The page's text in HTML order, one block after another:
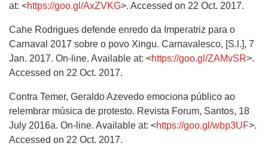
at: <https://goo.gl/AxZVKG>. Accessed on 22 Oct. 2017.
Cahe Rodrigues defende enredo da Imperatriz para o
Carnaval 2017 sobre o povo Xingu. Carnavalesco, [S.l.], 7
Jan. 2017. On-line. Available at: <https://goo.gl/ZAMvSR>.
Accessed on 22 Oct. 2017.
Contra Temer, Geraldo Azevedo emociona público ao
relembrar música de protesto. Revista Forum, Santos, 18
July 2016a. On-line. Available at: <https://goo.gl/wbp3UF>.
Accessed on 22 Oct. 2017.